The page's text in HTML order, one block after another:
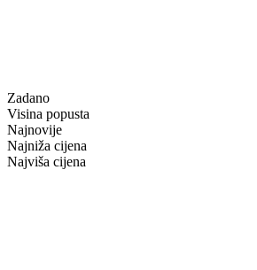
Zadano
Visina popusta
Najnovije
Najniža cijena
Najviša cijena